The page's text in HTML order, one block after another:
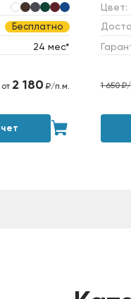
Бесплатно
24 мес*
от 2 180 ₽/п.м.
Цвет:
1 650